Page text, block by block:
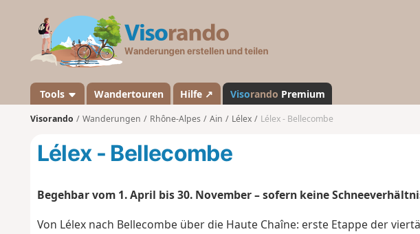
a
n
d
Tools Wandertouren Hilfe ↗ Visorando Premium
Visorando Wanderungen Rhône-Alpes Ain Lélex Lélex - Bellecombe
Lélex - Bellecombe
Begehbar vom 1. April bis 30. November – sofern keine
Von Lélex nach Bellecombe über die Haute Chaîne: erste Etappe der